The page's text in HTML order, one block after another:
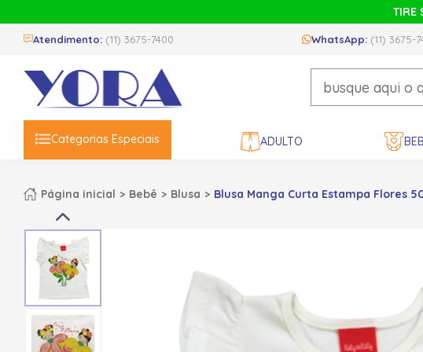
TIRE
Atendimento: (11) 3675-7400 WhatsApp: (11) 3675-
Categorias Especiais ADULTO
Página inicial Bebê Blusa Blusa Manga Curta Estampa Flores